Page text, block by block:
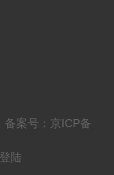
备案号：京ICP备
陆